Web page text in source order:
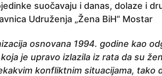
suočavaju i danas, dolaze i
Udruženja „Žena BiH“ Mostar
osnovana 1994. godine kao
je upravo izlazila iz rata da su
konfliktnim situacijama, tako